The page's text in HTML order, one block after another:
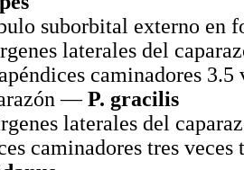
suborbital externo
laterales del
caminadores
—P. gracilis
laterales del
caminadores tres